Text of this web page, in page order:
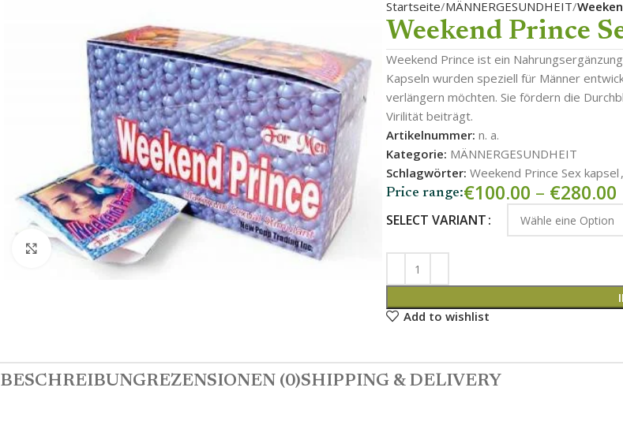
Click to enlarge
Startseite MÄNNERGESUNDHEIT
Weekend Prince
Weekend Prince ist ein
Kapseln wurden speziell für Männer
verlängern möchten. Sie fördern die
Virilität beiträgt.
Artikelnummer: n. a.
Kategorie: MÄNNERGESUNDHEIT
Schlagwörter: Weekend Prince Sex kapsel ,
Price range:€100.00 – €280.00
SELECT VARIANT
Add to wishlist
BESCHREIBUNGREZENSIONEN (0)SHIPPING & DELIVERY